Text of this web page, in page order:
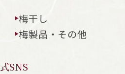
梅干し
梅製品・その他
SNS